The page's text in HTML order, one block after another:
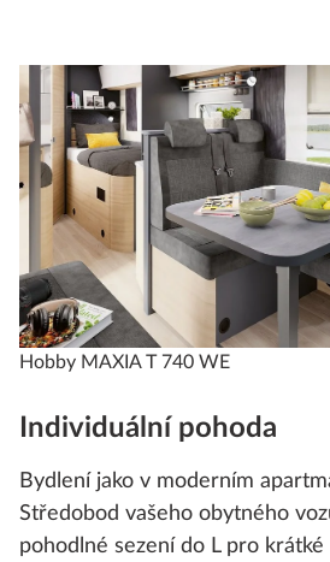
Hobby MAXIA T 740 WE
Individuální pohoda
Bydlení jako v moderním
Středobod vašeho obytného
pohodlné sezení do L pro